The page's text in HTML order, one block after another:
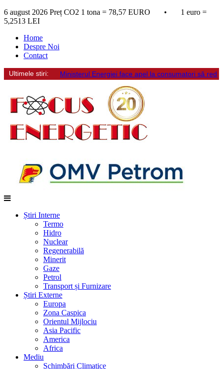
6 august 2026 Preț CO2 1 tona = 78,57 EURO • 1 euro =
5,2513 LEI
Home
Despre Noi
Contact
Ultimele stiri: Ministerul Energiei face apel la consumatori să
Știri Interne
Termo
Hidro
Nuclear
Regenerabilă
Minerit
Gaze
Petrol
Transport și Furnizare
Știri Externe
Europa
Zona Caspica
Orientul Mijlociu
Asia Pacific
America
Africa
Mediu
Schimbări Climatice